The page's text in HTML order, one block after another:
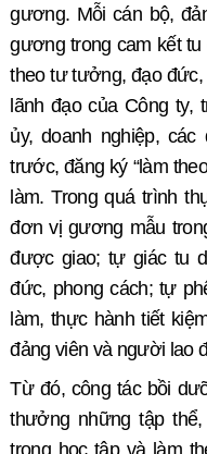
gương. Mỗi cán bộ,
gương trong cam kết
theo tư tưởng, đạo
lãnh đạo của Công ty,
ủy,doanh nghiệp, các
trước, đăng ký “làm
làm. Trong quá trình
đơn vị gương mẫu
được giao; tự giác tu
đức, phong cách; tự
làm, thực hành tiết
đảng viên và người lao
Từ đó, công tác bồi
thưởng những tập